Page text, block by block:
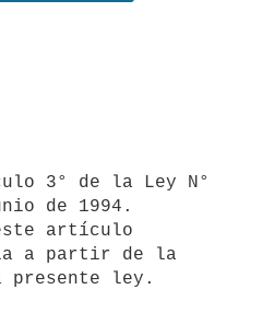
de 1994.
a partir de la
presente ley.